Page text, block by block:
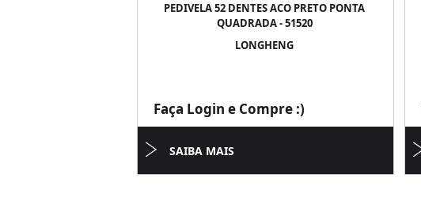
PEDIVELA 52 DENTES ACO PRETO PONTA
QUADRADA - 51520
LONGHENG
Faça Login e Compre :)
SAIBA MAIS